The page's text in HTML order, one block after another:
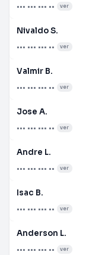
••• ••• ••• •• ver
Nivaldo S.
••• ••• ••• •• ver
Valmir B.
••• ••• ••• •• ver
Jose A.
••• ••• ••• •• ver
Andre L.
••• ••• ••• •• ver
Isac B.
••• ••• ••• •• ver
Anderson L.
••• ••• ••• •• ver